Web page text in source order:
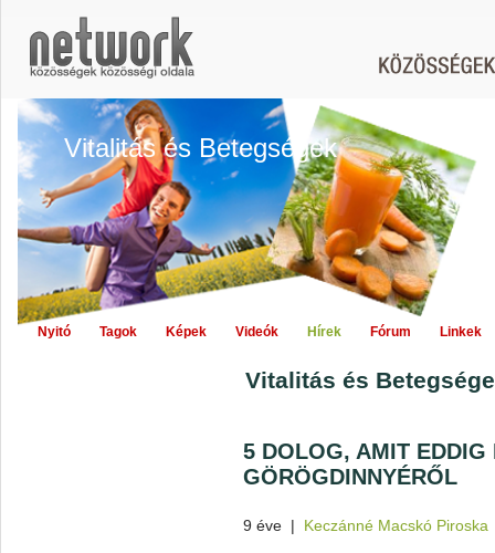
Vitalitás és Betegségek
Nyitó Tagok Képek Videók Hírek Fórum Linkek
Vitalitás és
5 DOLOG, AMIT EDDIG
GÖRÖGDINNYÉRŐL
9 éve | Keczánné Macskó Piroska